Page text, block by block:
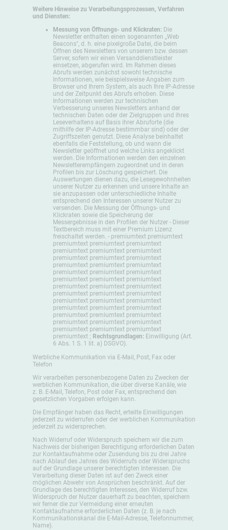
Weitere Hinweise zu Verarbeitungsprozessen, Verfahren
und Diensten:
Messung von Öffnungs- und Klickraten: Die
Newsletter enthalten einen sogenannten „Web
Beacons", d. h. eine pixelgroße Datei, die beim
Öffnen des Newsletters von unserem bzw. dessen
Server, sofern wir einen Versanddienstleister
einsetzen, abgerufen wird. Im Rahmen dieses
Abrufs werden zunächst sowohl technische
Informationen, wie beispielsweise Angaben zum
Browser und Ihrem System, als auch Ihre IP-Adresse
und der Zeitpunkt des Abrufs erhoben. Diese
Informationen werden zur technischen
Verbesserung unseres Newsletters anhand der
technischen Daten oder der Zielgruppen und ihres
Leseverhaltens auf Basis ihrer Abruforte (die
mithilfe der IP-Adresse bestimmbar sind) oder der
Zugriffszeiten genutzt. Diese Analyse beinhaltet
ebenfalls die Feststellung, ob und wann die
Newsletter geöffnet und welche Links angeklickt
werden. Die Informationen werden den einzelnen
Newsletterempfängern zugeordnet und in deren
Profilen bis zur Löschung gespeichert. Die
Auswertungen dienen dazu, die Lesegewohnheiten
unserer Nutzer zu erkennen und unsere Inhalte an
sie anzupassen oder unterschiedliche Inhalte
entsprechend den Interessen unserer Nutzer zu
versenden. Die Messung der Öffnungs- und
Klickraten sowie die Speicherung der
Messergebnisse in den Profilen der Nutzer - Dieser
Textbereich muss mit einer Premium Lizenz
freischaltet werden. - premiumtext premiumtext
premiumtext premiumtext premiumtext
premiumtext premiumtext premiumtext
premiumtext premiumtext premiumtext
premiumtext premiumtext premiumtext
premiumtext premiumtext premiumtext
premiumtext premiumtext premiumtext
premiumtext premiumtext premiumtext
premiumtext premiumtext premiumtext
premiumtext premiumtext premiumtext
premiumtext premiumtext premiumtext
premiumtext premiumtext premiumtext
premiumtext premiumtext premiumtext
premiumtext premiumtext premiumtext
premiumtext ; Rechtsgrundlagen: Einwilligung (Art.
6 Abs. 1 S. 1 lit. a) DSGVO).
Werbliche Kommunikation via E-Mail, Post, Fax oder
Telefon
Wir verarbeiten personenbezogene Daten zu Zwecken der
werblichen Kommunikation, die über diverse Kanäle, wie
z. B. E-Mail, Telefon, Post oder Fax, entsprechend den
gesetzlichen Vorgaben erfolgen kann.
Die Empfänger haben das Recht, erteilte Einwilligungen
jederzeit zu widerrufen oder der werblichen Kommunikation
jederzeit zu widersprechen.
Nach Widerruf oder Widerspruch speichern wir die zum
Nachweis der bisherigen Berechtigung erforderlichen Daten
zur Kontaktaufnahme oder Zusendung bis zu drei Jahre
nach Ablauf des Jahres des Widerrufs oder Widerspruchs
auf der Grundlage unserer berechtigten Interessen. Die
Verarbeitung dieser Daten ist auf den Zweck einer
möglichen Abwehr von Ansprüchen beschränkt. Auf der
Grundlage des berechtigten Interesses, den Widerruf bzw.
Widerspruch der Nutzer dauerhaft zu beachten, speichern
wir ferner die zur Vermeidung einer erneuten
Kontaktaufnahme erforderlichen Daten (z. B. je nach
Kommunikationskanal die E-Mail-Adresse, Telefonnummer,
Name).